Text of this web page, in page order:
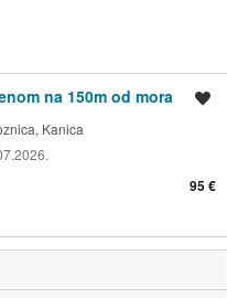
na 150m od mora
Kanica
95 €